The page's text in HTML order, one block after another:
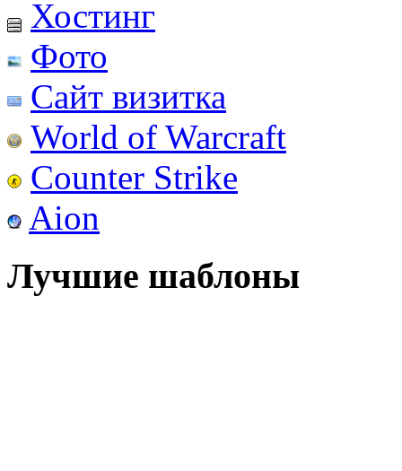
Хостинг
Фото
Сайт визитка
World of Warcraft
Counter Strike
Aion
Лучшие шаблоны